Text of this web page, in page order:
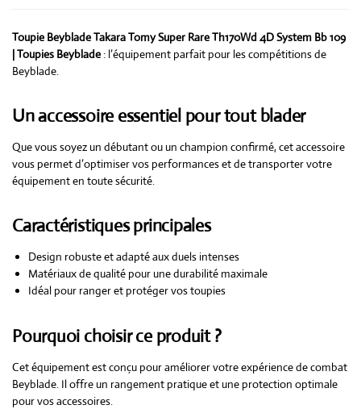
Toupie Beyblade Takara Tomy Super Rare Th170Wd 4D System Bb 109
| Toupies Beyblade : l’équipement parfait pour les compétitions de
Beyblade.
Un accessoire essentiel pour tout blader
Que vous soyez un débutant ou un champion confirmé, cet accessoire
vous permet d’optimiser vos performances et de transporter votre
équipement en toute sécurité.
Caractéristiques principales
Design robuste et adapté aux duels intenses
Matériaux de qualité pour une durabilité maximale
Idéal pour ranger et protéger vos toupies
Pourquoi choisir ce produit ?
Cet équipement est conçu pour améliorer votre expérience de combat
Beyblade. Il offre un rangement pratique et une protection optimale
pour vos accessoires.